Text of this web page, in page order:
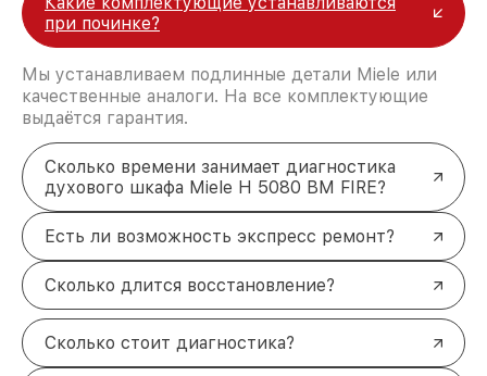
при починке?
Мы устанавливаем подлинные детали Miele или
качественные аналоги. На все комплектующие
выдаётся гарантия.
Сколько времени занимает диагностика
духового шкафа Miele H 5080 BM FIRE?
Есть ли возможность экспресс ремонт?
Сколько длится восстановление?
Сколько стоит диагностика?